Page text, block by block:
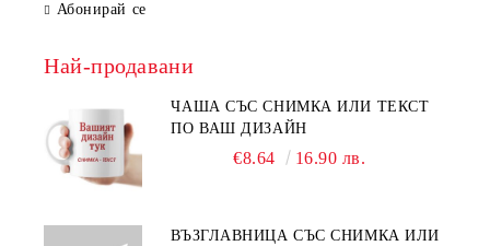
Абонирай се
Най-продавани
ЧАША СЪС СНИМКА ИЛИ ТЕКСТ
ПО ВАШ ДИЗАЙН
€8.64 16.90 лв.
ВЪЗГЛАВНИЦА СЪС СНИМКА ИЛИ